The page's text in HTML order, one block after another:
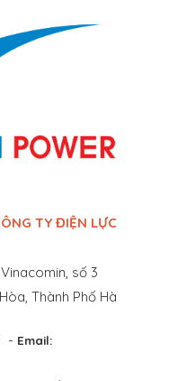
TY ĐIỆN LỰC
số 3
Thành Phố Hà
- Email: